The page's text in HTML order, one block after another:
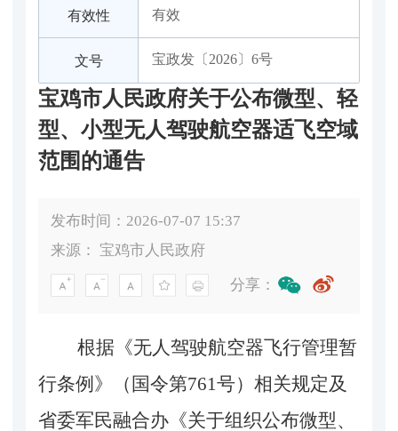
有效性
有效
文号 宝政发〔2026〕6号
宝鸡市人民政府关于公布微型、轻
型、小型无人驾驶航空器适飞空域
范围的通告
发布时间：2026-07-07 15:37
来源： 宝鸡市人民政府
分享：
根据《无人驾驶航空器飞行管理暂
行条例》（国令第761号）相关规定及
省委军民融合办《关于组织公布微型、